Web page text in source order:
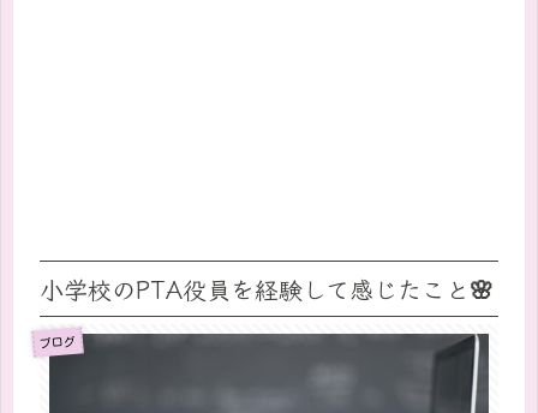
小学校のPTA役員を経験して感じたこと🌸
ブログ